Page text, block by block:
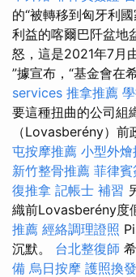
的“被轉移到匈牙利
利益的喀爾巴阡盆地
怒，這是2021年7月
”據宣布，“基金會在
services 推拿推薦
要這種扭曲的公司組
（Lovasberény）前
屯按摩推薦 小型外燴
新竹整骨推薦 菲律賓
復推拿 記帳士 補習
織前Lovasberény度
推薦 經絡調理證照
沉默。 台北整復師
備 烏日按摩 護照換發